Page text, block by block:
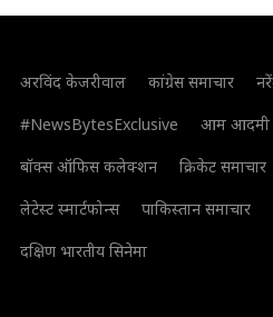
अरविंद केजरीवाल कांग्रेस समाचार
#NewsBytesExclusive
आम आदमी
बॉक्स ऑफिस कलेक्शन
क्रिकेट समाचार
लेटेस्ट स्मार्टफोन्स
पाकिस्तान समाचार
दक्षिण भारतीय सिनेमा